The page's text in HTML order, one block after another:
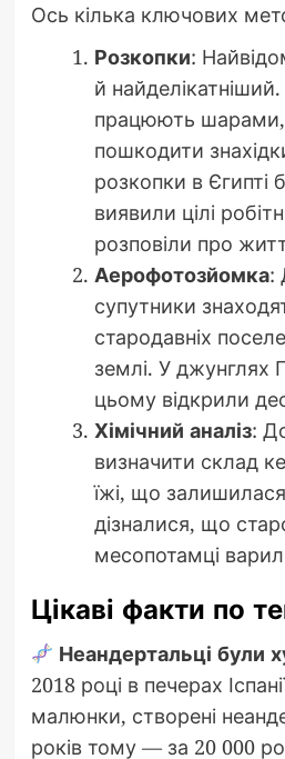
Ось кілька ключових
Розкопки:
й
працюють
пошкодити
розкопки в Єгипті
виявили цілі
розповіли про
Аерофотозйомка:
супутники
стародавніх
землі. У джунглях
цьому відкрили
Хімічний аналіз:
визначити склад
їжі, що
дізналися, що
месопотамці
Цікаві факти по
Неандертальці були
2018 році в печерах
малюнки, створені
років тому — за 20 000